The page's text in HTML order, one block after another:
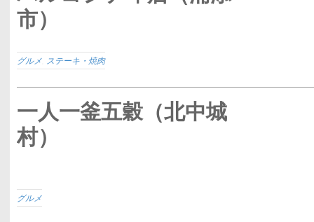
市）
グルメ ステーキ・焼肉
一人一釜五穀（北中城
村）
グルメ